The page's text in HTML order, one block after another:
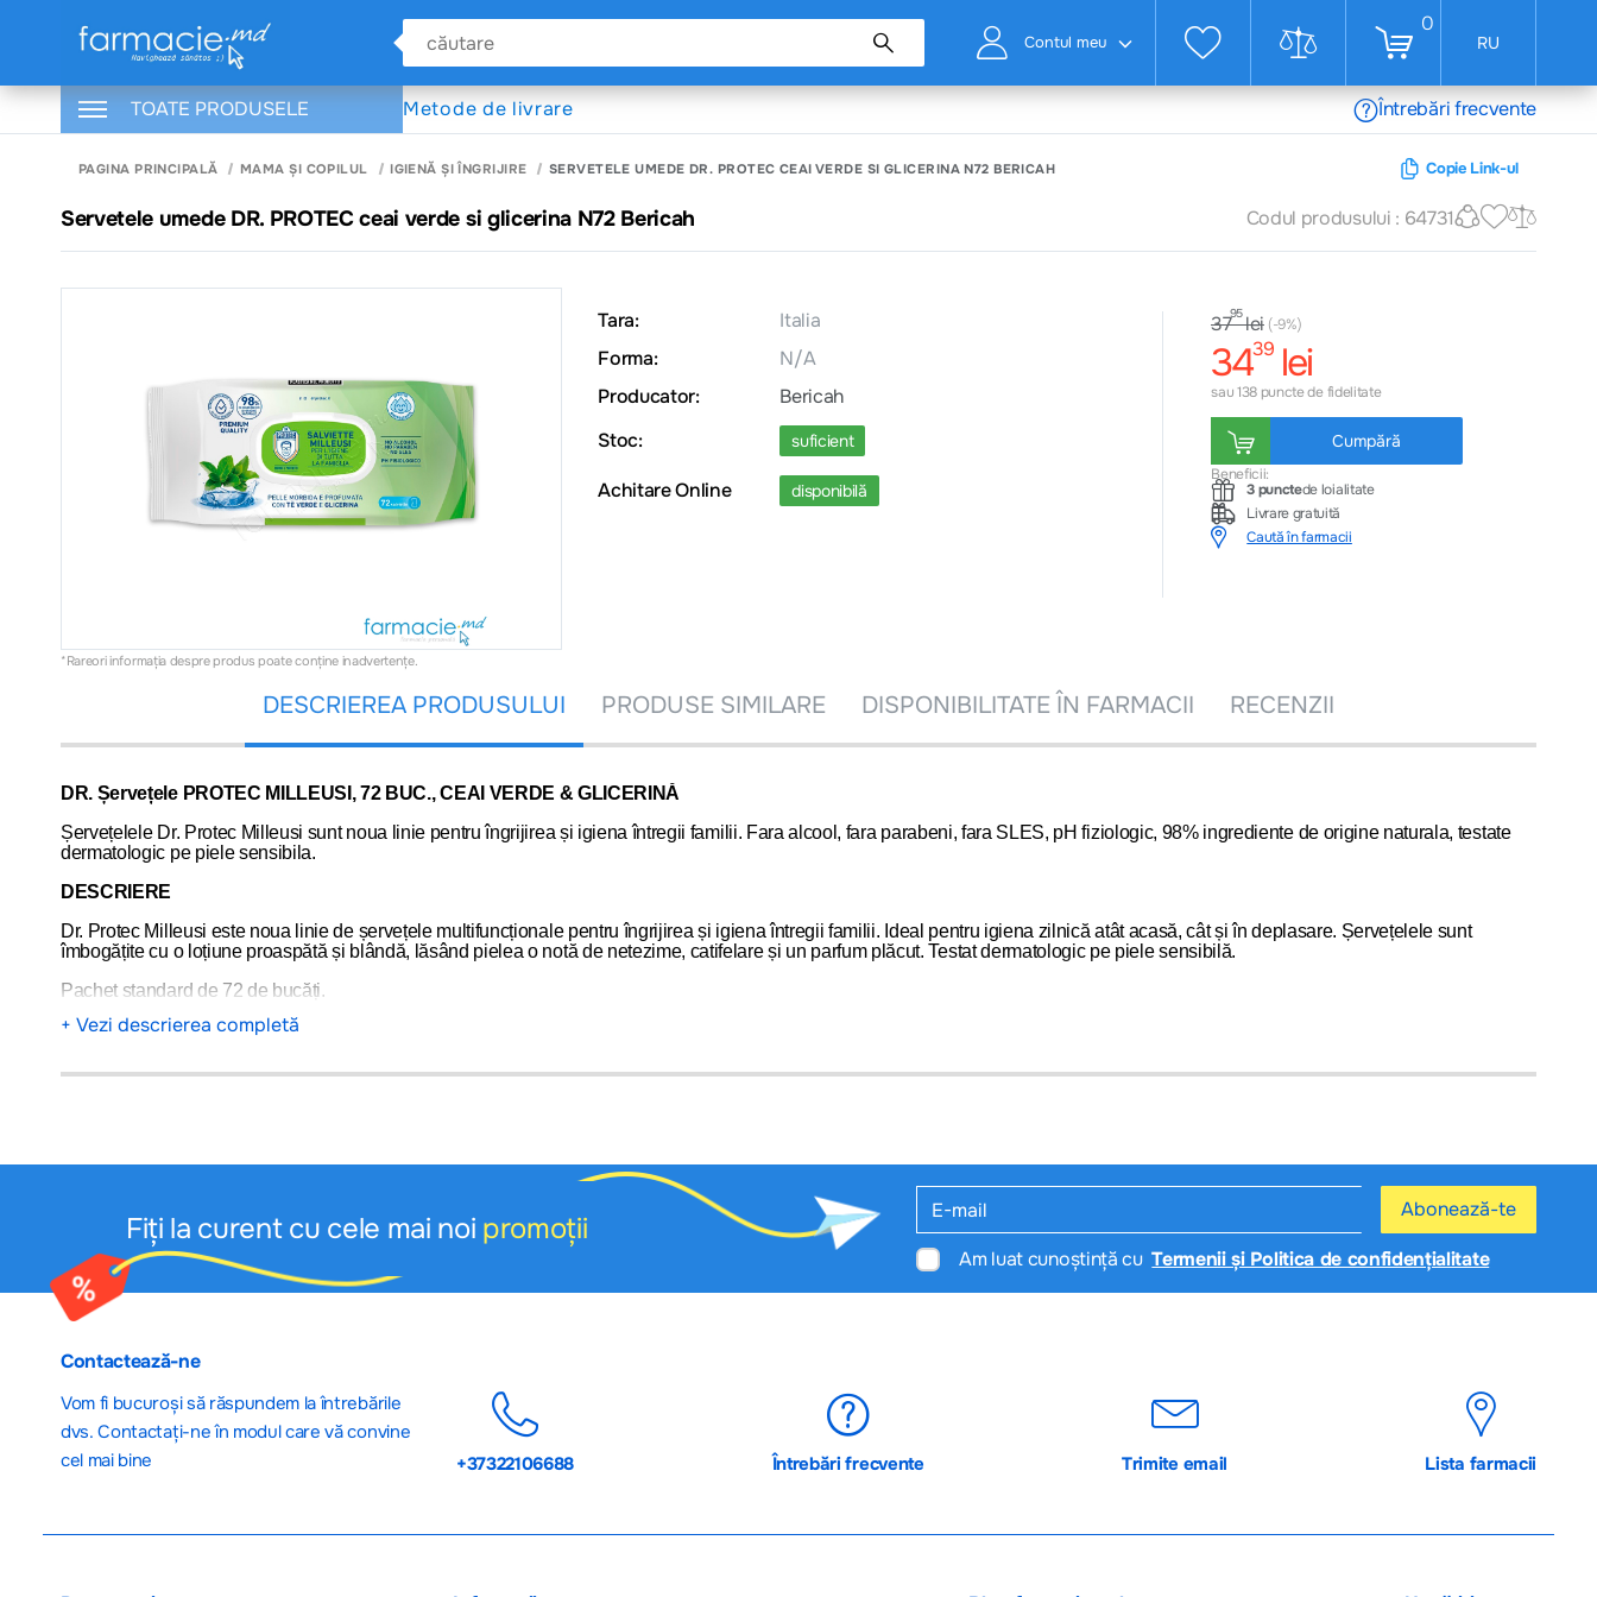
Contul meu
0
RU
TOATE PRODUSELE Metode de livrare Întrebări frecvente
PAGINA PRINCIPALĂ MAMA ȘI COPILUL IGIENĂ ȘI ÎNGRIJIRE SERVETELE UMEDE DR. PROTEC CEAI VERDE SI GLICERINA N72 BERICAH Copie Link-ul
Servetele umede DR. PROTEC ceai verde si glicerina N72 Bericah Codul produsului : 64731
*Rareori informația despre produs poate conţine inadvertenţe.
Tara:
Italia
Forma:
N/A
Producator:
Bericah
Stoc:
suficient
Achitare Online disponibilă
3795lei (-9%)
3439 lei
sau 138 puncte de fidelitate
Cumpără
Beneficii:
3 punctede loialitate
Livrare gratuită
Caută în farmacii
DESCRIEREA PRODUSULUI PRODUSE SIMILARE DISPONIBILITATE ÎN FARMACII RECENZII
DR. Șervețele PROTEC MILLEUSI, 72 BUC., CEAI VERDE & GLICERINĂ
Șervețelele Dr. Protec Milleusi sunt noua linie pentru îngrijirea și igiena întregii familii. Fara alcool, fara parabeni, fara SLES, pH fiziologic, 98% ingrediente de origine naturala, testate
dermatologic pe piele sensibila.
DESCRIERE
Dr. Protec Milleusi este noua linie de șervețele multifuncționale pentru îngrijirea și igiena întregii familii. Ideal pentru igiena zilnică atât acasă, cât și în deplasare. Șervețelele sunt
îmbogățite cu o loțiune proaspătă și blândă, lăsând pielea o notă de netezime, catifelare și un parfum plăcut. Testat dermatologic pe piele sensibilă.
Pachet standard de 72 de bucăți.
---
Toate informațiile din acest site sunt publicate cu scop informativ și pot conține unele erori, vă rugăm să vă ghidați doar după informația din prospect! Rareori informația de pe pagină poate conţine inadvertenţe: fotografia are caracter
+ Vezi descrierea completă
Fiți la curent cu cele mai noi promoții
Am luat cunoștință cu Termenii și Politica de confidențialitate
Abonează-te
Contactează-ne
Vom fi bucuroși să răspundem la întrebările
dvs. Contactați-ne în modul care vă convine
cel mai bine
+37322106688 Întrebări frecvente Trimite email Lista farmacii